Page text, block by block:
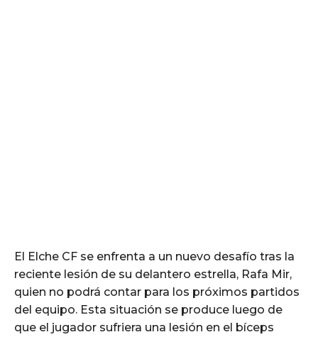
El Elche CF se enfrenta a un nuevo desafío tras la
reciente lesión de su delantero estrella, Rafa Mir,
quien no podrá contar para los próximos partidos
del equipo. Esta situación se produce luego de
que el jugador sufriera una lesión en el bíceps